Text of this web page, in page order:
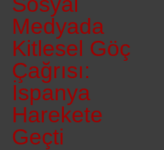
Medyada
Kitlesel Göç
Çağrısı:
İspanya
Harekete
Geçti